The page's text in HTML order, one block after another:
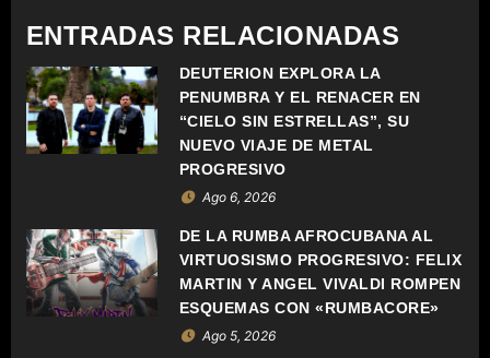
A
C
I
Ó
D
E
ENTRADAS RELACIONADAS
DEUTERION EXPLORA LA
PENUMBRA Y EL RENACER EN
“CIELO SIN ESTRELLAS”, SU
NUEVO VIAJE DE METAL
PROGRESIVO
Ago 6, 2026
DE LA RUMBA AFROCUBANA AL
VIRTUOSISMO PROGRESIVO: FELIX
MARTIN Y ANGEL VIVALDI ROMPEN
ESQUEMAS CON «RUMBACORE»
Ago 5, 2026